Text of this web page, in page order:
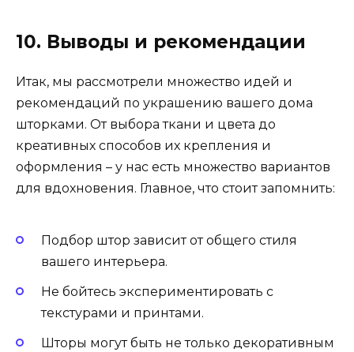
10. Выводы и рекомендации
Итак, мы рассмотрели множество идей и
рекомендаций по украшению вашего дома
шторками. От выбора ткани и цвета до
креативных способов их крепления и
оформления – у нас есть множество вариантов
для вдохновения. Главное, что стоит запомнить:
Подбор штор зависит от общего стиля
вашего интерьера.
Не бойтесь экспериментировать с
текстурами и принтами.
Шторы могут быть не только декоративным